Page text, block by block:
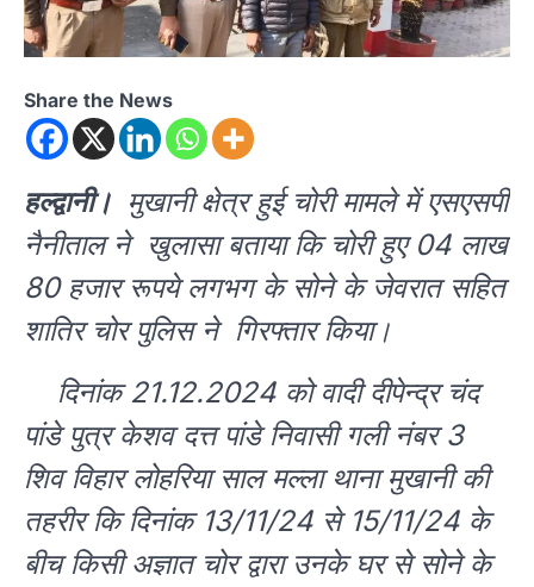
Share the News
हल्द्वानी। मुखानी क्षेत्र हुई चोरी मामले में एसएसपी
नैनीताल ने खुलासा बताया कि चोरी हुए 04 लाख
80 हजार रूपये लगभग के सोने के जेवरात सहित
शातिर चोर पुलिस ने गिरफ्तार किया।
दिनांक 21.12.2024 को वादी दीपेन्द्र चंद
पांडे पुत्र केशव दत्त पांडे निवासी गली नंबर 3
शिव विहार लोहरिया साल मल्ला थाना मुखानी की
तहरीर कि दिनांक 13/11/24 से 15/11/24 के
बीच किसी अज्ञात चोर द्वारा उनके घर से सोने के